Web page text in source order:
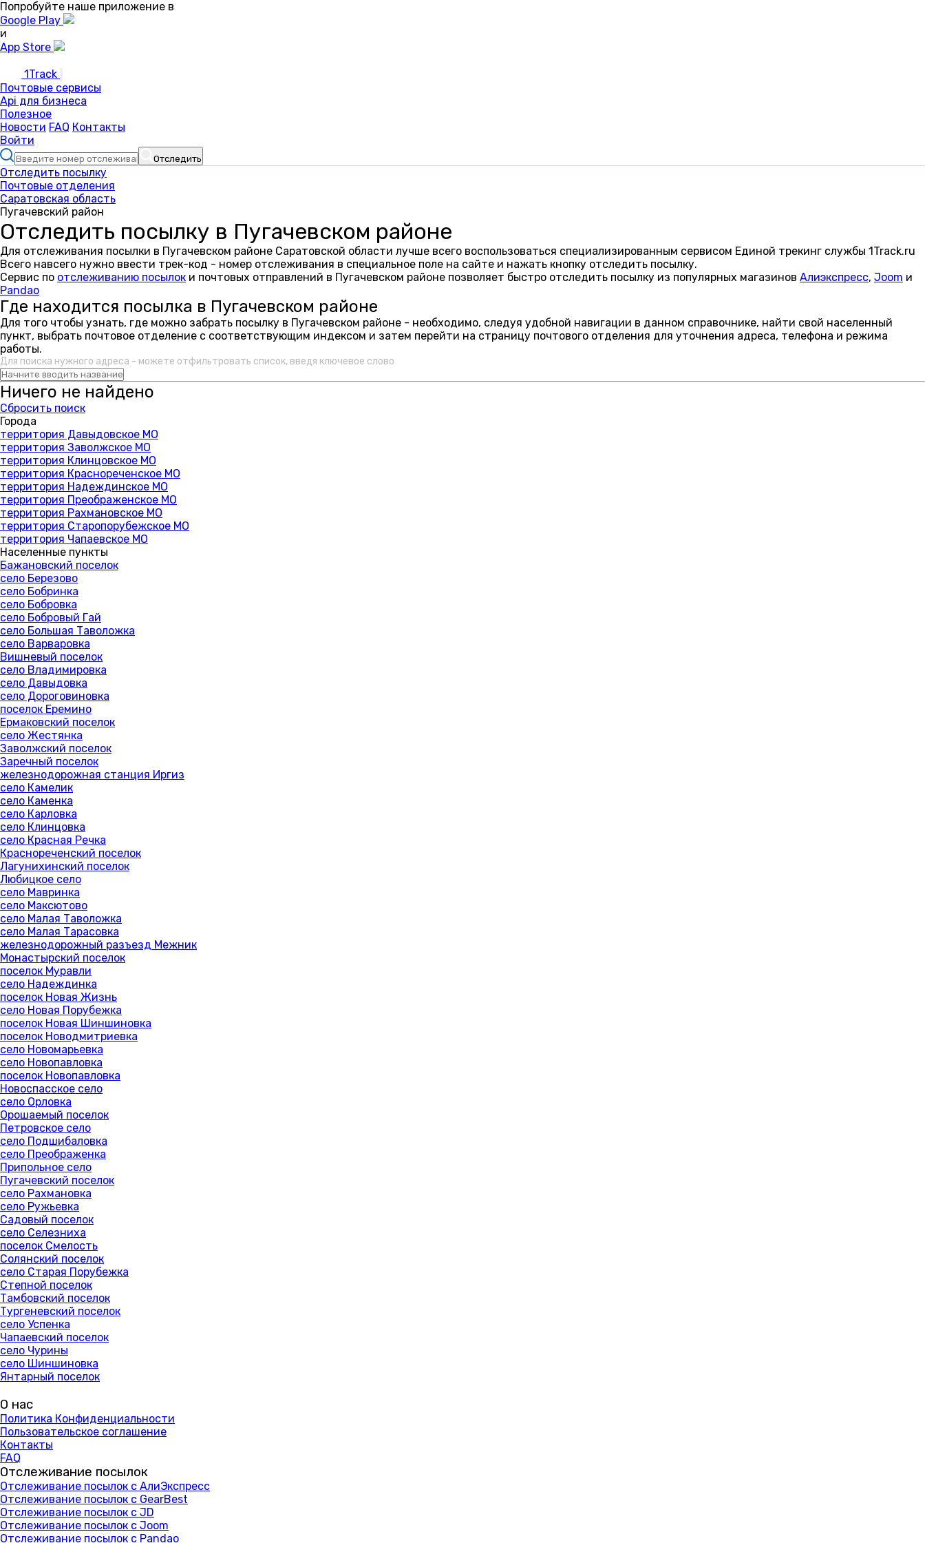
Попробуйте наше приложение в
Google Play
и
App Store
1Track
Почтовые сервисы
Api для бизнеса
Полезное
Новости FAQ Контакты
Войти
Отследить
Отследить посылку
Почтовые отделения
Саратовская область
Пугачевский район
Отследить посылку в Пугачевском районе
Для отслеживания посылки в Пугачевском районе Саратовской области лучше всего воспользоваться специализированным сервисом Единой трекинг службы 1Track.ru
Всего навсего нужно ввести трек-код - номер отслеживания в специальное поле на сайте и нажать кнопку отследить посылку.
Сервис по отслеживанию посылок и почтовых отправлений в Пугачевском районе позволяет быстро отследить посылку из популярных магазинов Алиэкспресс, Joom и
Pandao
Где находится посылка в Пугачевском районе
Для того чтобы узнать, где можно забрать посылку в Пугачевском районе - необходимо, следуя удобной навигации в данном справочнике, найти свой населенный
пункт, выбрать почтовое отделение с соответствующим индексом и затем перейти на страницу почтового отделения для уточнения адреса, телефона и режима
работы.
Для поиска нужного адреса - можете отфильтровать список, введя ключевое слово
Ничего не найдено
Сбросить поиск
Города
территория Давыдовское МО
территория Заволжское МО
территория Клинцовское МО
территория Краснореченское МО
территория Надеждинское МО
территория Преображенское МО
территория Рахмановское МО
территория Старопорубежское МО
территория Чапаевское МО
Населенные пункты
Бажановский поселок
село Березово
село Бобринка
село Бобровка
село Бобровый Гай
село Большая Таволожка
село Варваровка
Вишневый поселок
село Владимировка
село Давыдовка
село Дороговиновка
поселок Еремино
Ермаковский поселок
село Жестянка
Заволжский поселок
Заречный поселок
железнодорожная станция Иргиз
село Камелик
село Каменка
село Карловка
село Клинцовка
село Красная Речка
Краснореченский поселок
Лагунихинский поселок
Любицкое село
село Мавринка
село Максютово
село Малая Таволожка
село Малая Тарасовка
железнодорожный разъезд Межник
Монастырский поселок
поселок Муравли
село Надеждинка
поселок Новая Жизнь
село Новая Порубежка
поселок Новая Шиншиновка
поселок Новодмитриевка
село Новомарьевка
село Новопавловка
поселок Новопавловка
Новоспасское село
село Орловка
Орошаемый поселок
Петровское село
село Подшибаловка
село Преображенка
Припольное село
Пугачевский поселок
село Рахмановка
село Ружьевка
Садовый поселок
село Селезниха
поселок Смелость
Солянский поселок
село Старая Порубежка
Степной поселок
Тамбовский поселок
Тургеневский поселок
село Успенка
Чапаевский поселок
село Чурины
село Шиншиновка
Янтарный поселок
О нас
Политика Конфиденциальности
Пользовательское соглашение
Контакты
FAQ
Отслеживание посылок
Отслеживание посылок с АлиЭкспресс
Отслеживание посылок с GearBest
Отслеживание посылок с JD
Отслеживание посылок с Joom
Отслеживание посылок с Pandao